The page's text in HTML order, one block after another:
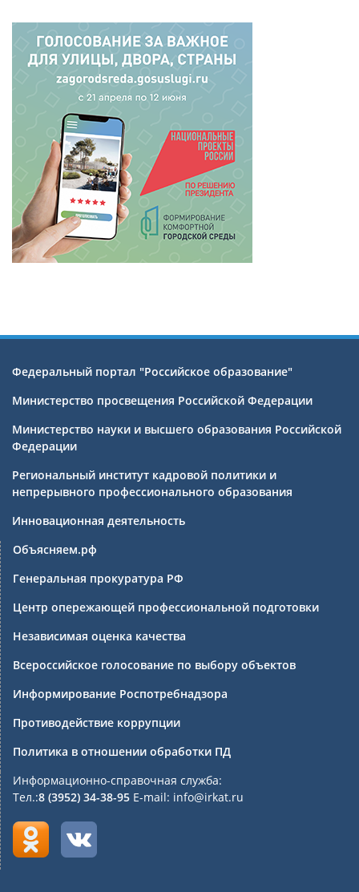
Федеральный портал "Российское образование"
Министерство просвещения Российской Федерации
Министерство науки и высшего образования Российской
Федерации
Региональный институт кадровой политики и
непрерывного профессионального образования
Инновационная деятельность
Объясняем.рф
Генеральная прокуратура РФ
Центр опережающей профессиональной подготовки
Независимая оценка качества
Всероссийское голосование по выбору объектов
Информирование Роспотребнадзора
Противодействие коррупции
Политика в отношении обработки ПД
Информационно-справочная служба:
Тел.:8 (3952) 34-38-95 E-mail: info@irkat.ru